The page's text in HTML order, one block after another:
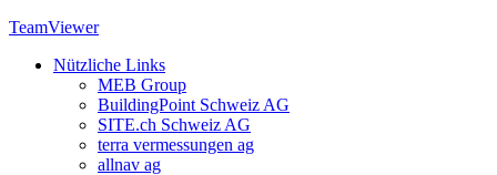
TeamViewer
Nützliche Links
MEB Group
BuildingPoint Schweiz AG
SITE.ch Schweiz AG
terra vermessungen ag
allnav ag